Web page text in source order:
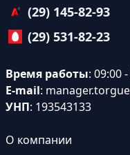
(29) 145-82-93
(29) 531-82-23
Время работы: 09:00
E-mail:
УНП: 193543133
О компании